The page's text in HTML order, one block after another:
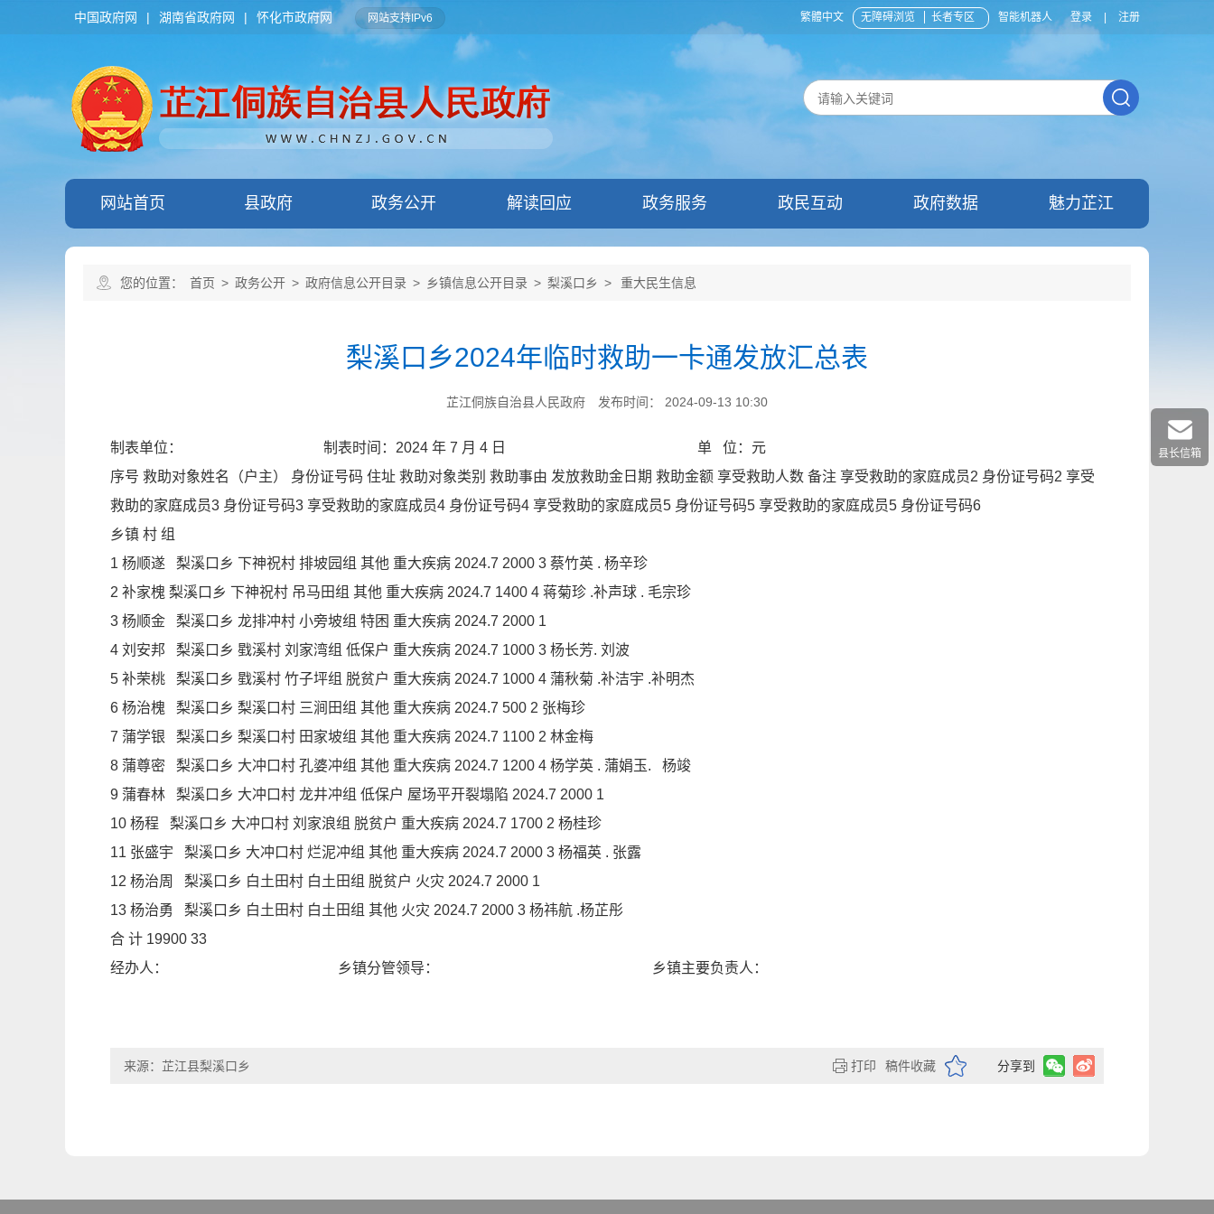
繁體中文 无障碍浏览 长者专区 智能机器人 登录 注册
中国政府网 | 湖南省政府网 | 怀化市政府网 网站支持IPv6
网站首页 县政府 政务公开 解读回应 政务服务 政民互动 政府数据 魅力芷江
您的位置： 首页 > 政务公开 > 政府信息公开目录 > 乡镇信息公开目录 > 梨溪口乡 > 重大民生信息
梨溪口乡2024年临时救助一卡通发放汇总表
芷江侗族自治县人民政府 发布时间： 2024-09-13 10:30
制表单位： 制表时间：2024 年 7 月 4 日 单 位：元
序号 救助对象姓名（户主） 身份证号码 住址 救助对象类别 救助事由 发放救助金日期 救助金额 享受救助人数 备注 享受救助的家庭成员2 身份证号码2 享受
救助的家庭成员3 身份证号码3 享受救助的家庭成员4 身份证号码4 享受救助的家庭成员5 身份证号码5 享受救助的家庭成员5 身份证号码6
乡镇 村 组
1 杨顺遂 梨溪口乡 下神祝村 排坡园组 其他 重大疾病 2024.7 2000 3 蔡竹英 . 杨辛珍
2 补家槐 梨溪口乡 下神祝村 吊马田组 其他 重大疾病 2024.7 1400 4 蒋菊珍 .补声球 . 毛宗珍
3 杨顺金 梨溪口乡 龙排冲村 小旁坡组 特困 重大疾病 2024.7 2000 1
4 刘安邦 梨溪口乡 戥溪村 刘家湾组 低保户 重大疾病 2024.7 1000 3 杨长芳. 刘波
5 补荣桃 梨溪口乡 戥溪村 竹子坪组 脱贫户 重大疾病 2024.7 1000 4 蒲秋菊 .补洁宇 .补明杰
6 杨治槐 梨溪口乡 梨溪口村 三涧田组 其他 重大疾病 2024.7 500 2 张梅珍
7 蒲学银 梨溪口乡 梨溪口村 田家坡组 其他 重大疾病 2024.7 1100 2 林金梅
8 蒲尊密 梨溪口乡 大冲口村 孔婆冲组 其他 重大疾病 2024.7 1200 4 杨学英 . 蒲娟玉. 杨竣
9 蒲春林 梨溪口乡 大冲口村 龙井冲组 低保户 屋场平开裂塌陷 2024.7 2000 1
10 杨程 梨溪口乡 大冲口村 刘家浪组 脱贫户 重大疾病 2024.7 1700 2 杨桂珍
11 张盛宇 梨溪口乡 大冲口村 烂泥冲组 其他 重大疾病 2024.7 2000 3 杨福英 . 张露
12 杨治周 梨溪口乡 白土田村 白土田组 脱贫户 火灾 2024.7 2000 1
13 杨治勇 梨溪口乡 白土田村 白土田组 其他 火灾 2024.7 2000 3 杨祎航 .杨芷彤
合 计 19900 33
经办人： 乡镇分管领导： 乡镇主要负责人：
稿件收藏 分享到
打印
来源：芷江县梨溪口乡
县长信箱